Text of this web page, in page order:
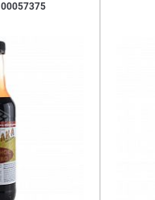
00057375